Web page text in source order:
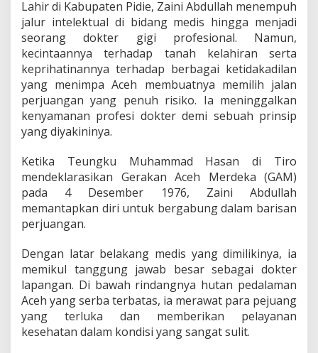
Lahir di Kabupaten Pidie, Zaini Abdullah menempuh
jalur intelektual di bidang medis hingga menjadi
seorang dokter gigi profesional. Namun,
kecintaannya terhadap tanah kelahiran serta
keprihatinannya terhadap berbagai ketidakadilan
yang menimpa Aceh membuatnya memilih jalan
perjuangan yang penuh risiko. Ia meninggalkan
kenyamanan profesi dokter demi sebuah prinsip
yang diyakininya.
Ketika Teungku Muhammad Hasan di Tiro
mendeklarasikan Gerakan Aceh Merdeka (GAM)
pada 4 Desember 1976, Zaini Abdullah
memantapkan diri untuk bergabung dalam barisan
perjuangan.
Dengan latar belakang medis yang dimilikinya, ia
memikul tanggung jawab besar sebagai dokter
lapangan. Di bawah rindangnya hutan pedalaman
Aceh yang serba terbatas, ia merawat para pejuang
yang terluka dan memberikan pelayanan
kesehatan dalam kondisi yang sangat sulit.